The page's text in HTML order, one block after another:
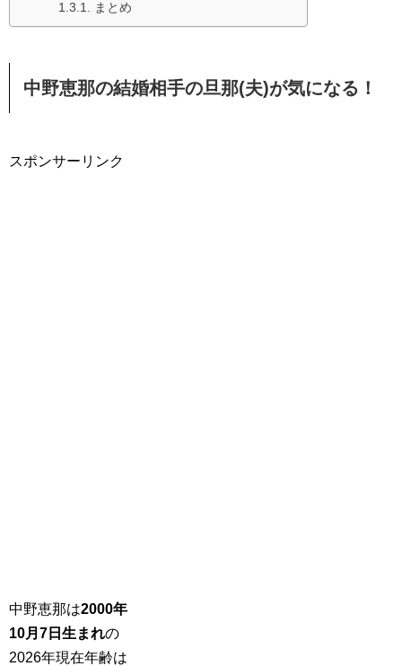
まとめ
中野恵那の結婚相手の旦那(夫)が気になる！
スポンサーリンク
中野恵那は2000年
10月7日生まれの
2026年現在年齢は